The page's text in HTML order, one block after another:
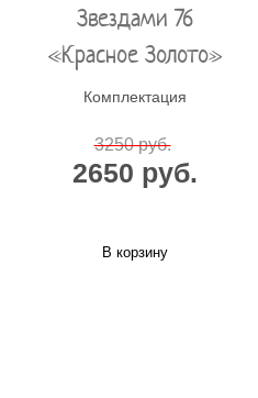
Звездами 76
«Красное Золото»
Комплектация
3250 руб.
2650 руб.
В корзину